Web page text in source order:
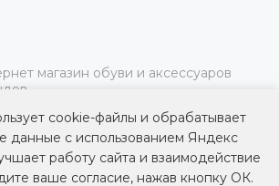
магазин обуви и аксессуаров
СЕТЯХcookie-файлы и обрабатывает
данные с использованием Яндекс
работу сайта и взаимодействие
ваше согласие, нажав кнопку ОК.